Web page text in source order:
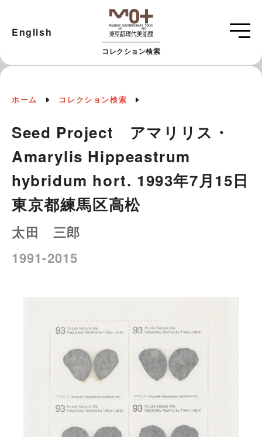
コレクション検索
English
ホーム コレクション検索
Seed Project アマリリス・
Amarylis Hippeastrum
hybridum hort. 1993年7月15日
東京都練馬区高松
太田 三郎
1991-2015